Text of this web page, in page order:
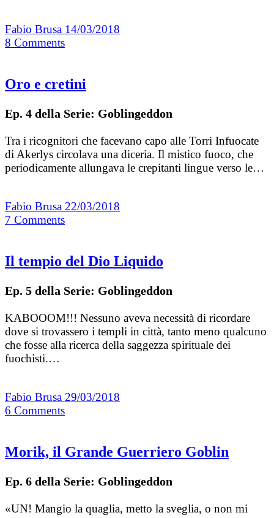
Fabio Brusa 14/03/2018
8 Comments
Oro e cretini
Ep. 4 della Serie: Goblingeddon
Tra i ricognitori che facevano capo alle Torri Infuocate
di Akerlys circolava una diceria. Il mistico fuoco, che
periodicamente allungava le crepitanti lingue verso le…
Fabio Brusa 22/03/2018
7 Comments
Il tempio del Dio Liquido
Ep. 5 della Serie: Goblingeddon
KABOOOM!!! Nessuno aveva necessità di ricordare
dove si trovassero i templi in città, tanto meno qualcuno
che fosse alla ricerca della saggezza spirituale dei
fuochisti.…
Fabio Brusa 29/03/2018
6 Comments
Morik, il Grande Guerriero Goblin
Ep. 6 della Serie: Goblingeddon
«UN! Mangio la quaglia, metto la sveglia, o non mi